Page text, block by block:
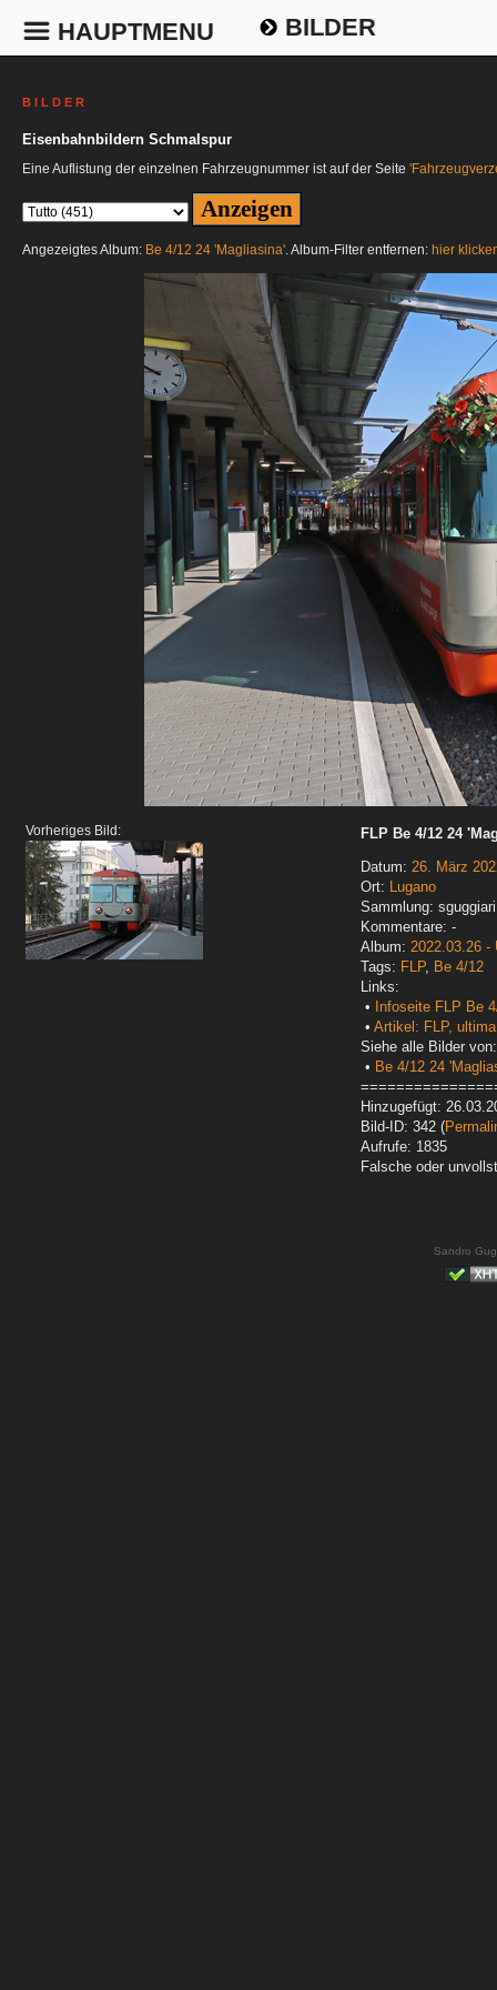
HAUPTMENU BILDER
B I L D E R
Eisenbahnbildern Schmalspur
Eine Auflistung der einzelnen Fahrzeugnummer ist auf der Seite
Angezeigtes Album: Be 4/12 24 'Magliasina'. Album-Filter entfernen: hier
Vorheriges Bild:
FLP Be 4/12 24
Datum: 26. März
Ort: Lugano
Sammlung:
Kommentare: -
Album: 2022.03.26 -
Tags: FLP, Be 4/12
Links:
•
Infoseite FLP Be
• Artikel: FLP,
Siehe alle Bilder von:
• Be 4/12 24
Hinzugefügt:
Bild-ID: 342 (
Aufrufe: 1835
Falsche oder
Sandro